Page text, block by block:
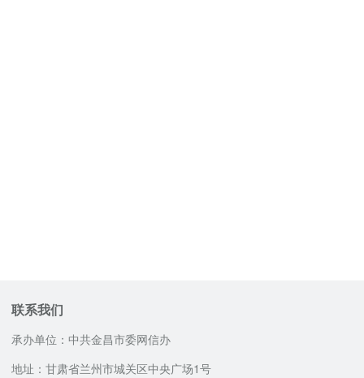
联系我们
承办单位：中共金昌市委网信办
地址：甘肃省兰州市城关区中央广场1号